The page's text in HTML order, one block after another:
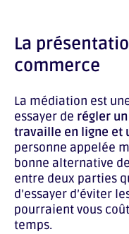
La
commerce
La médiation est
essayer de régler
travaille en ligne et
personne appelée
bonne alternative
entre deux parties
d’essayer d’éviter
pourraient vous
temps.